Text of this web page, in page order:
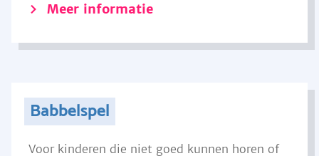
Meer informatie
Babbelspel
Voor kinderen die niet goed kunnen horen of